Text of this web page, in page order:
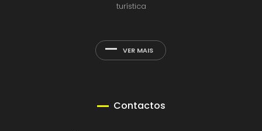
turística
VER MAIS
Contactos